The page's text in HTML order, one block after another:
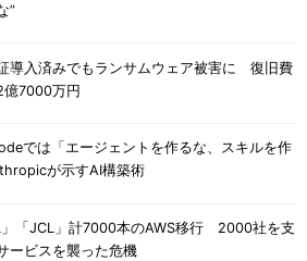
”
導入済みでもランサムウェア被害に 復旧費
億7000万円
では「エージェントを作るな、スキルを作
が示すAI構築術
」「JCL」計7000本のAWS移行 2000社を支
ービスを襲った危機